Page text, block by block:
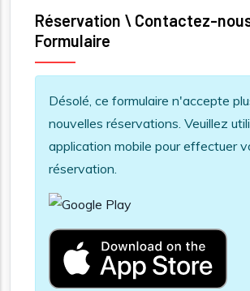
Réservation \ Contactez-
Formulaire
Information message
Désolé, ce formulaire n'accepte
nouvelles réservations. Veuillez
application mobile pour effectuer
réservation.